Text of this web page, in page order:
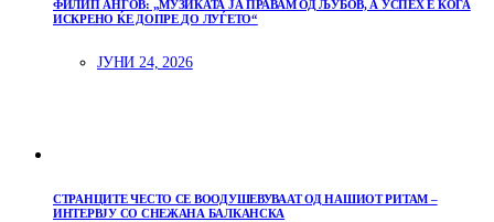
ФИЛИП АНГОВ: „МУЗИКАТА ЈА ПРАВАМ ОД ЉУБОВ, А УСПЕХ Е КОГА
ИСКРЕНО ЌЕ ДОПРЕ ДО ЛУЃЕТО“
ЈУНИ 24, 2026
СТРАНЦИТЕ ЧЕСТО СЕ ВООДУШЕВУВААТ ОД НАШИОТ РИТАМ –
ИНТЕРВЈУ СО СНЕЖАНА БАЛКАНСКА